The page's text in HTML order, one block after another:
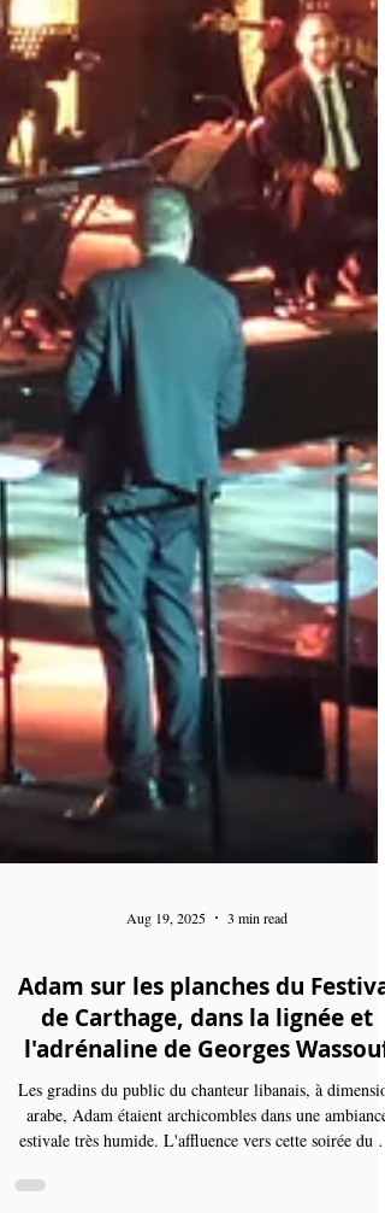
Aug 19, 2025 3 min read
Adam sur les planches du Festival
de Carthage, dans la lignée et
l'adrénaline de Georges Wassouf
arabe, Adam étaient archicombles dans une ambiance